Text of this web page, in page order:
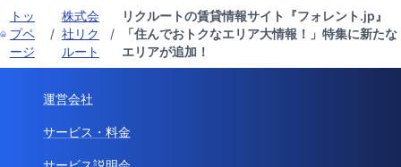
トッ
プペ
ージ
/
株式会
社リク
ルート
/
リクルートの賃貸情報サイト『フォレント.jp』
「住んでおトクなエリア大情報！」特集に新たな
エリアが追加！
運営会社
サービス・料金